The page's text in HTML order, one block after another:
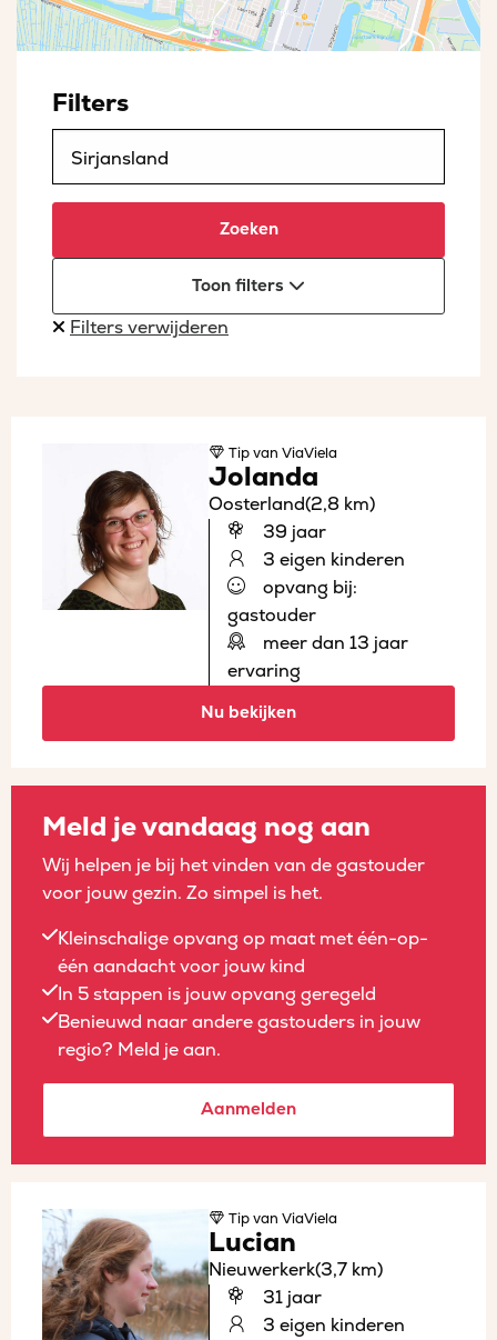
Filters
Zoeken
Toon filters
Filters verwijderen
Tipvan ViaViela
Jolanda
Oosterland(2,8 km)
39 jaar
3 eigen kinderen
opvang bij:
gastouder
meer dan 13 jaar
ervaring
Nu bekijken
Meld je vandaag nog aan
Wij helpen je bij het vinden van de gastouder
voor jouw gezin. Zo simpel is het.
Kleinschalige opvang op maat met één-op-
één aandacht voor jouw kind
In 5 stappen is jouw opvang geregeld
Benieuwd naar andere gastouders in jouw
regio? Meld je aan.
Aanmelden
Tipvan ViaViela
Lucian
Nieuwerkerk(3,7 km)
31 jaar
3 eigen kinderen